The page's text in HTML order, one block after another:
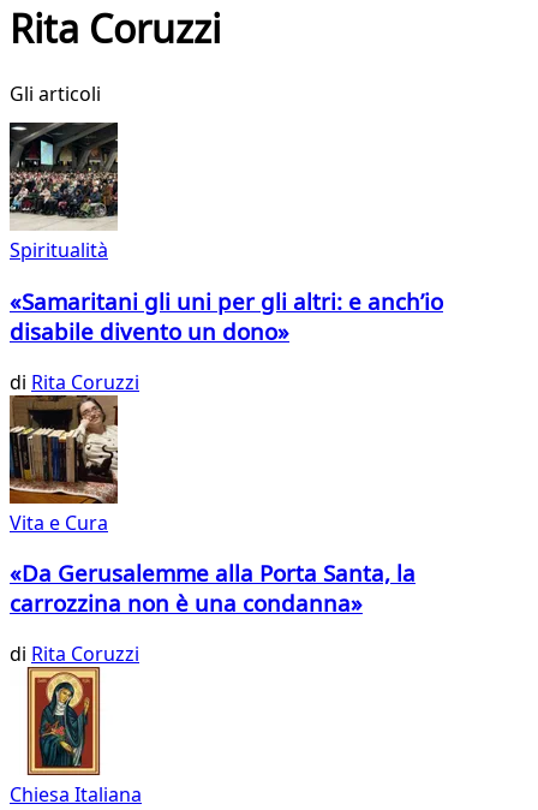
Rita Coruzzi
Gli articoli
Spiritualità
«Samaritani gli uni per gli altri: e anch’io
disabile divento un dono»
di Rita Coruzzi
Vita e Cura
«Da Gerusalemme alla Porta Santa, la
carrozzina non è una condanna»
di Rita Coruzzi
Chiesa Italiana